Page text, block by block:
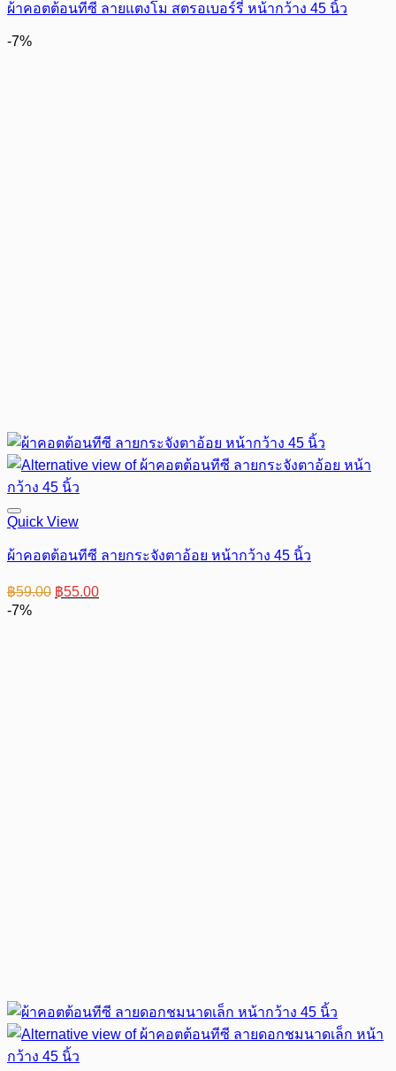
ผ้าคอตต้อนทีซี ลายแตงโม สตรอเบอร์รี่ หน้ากว้าง 45 นิ้ว
-7%
Quick View
ผ้าคอตต้อนทีซี ลายกระจังตาอ้อย หน้ากว้าง 45 นิ้ว
฿59.00 Original
price
฿55.00Current
price
-7%